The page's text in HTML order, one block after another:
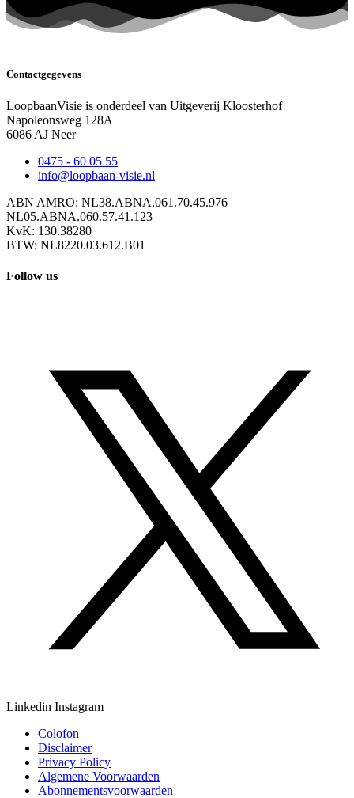
Contactgegevens
LoopbaanVisie is onderdeel van Uitgeverij Kloosterhof
Napoleonsweg 128A
6086 AJ Neer
0475 - 60 05 55
info@loopbaan-visie.nl
ABN AMRO: NL38.ABNA.061.70.45.976
NL05.ABNA.060.57.41.123
KvK: 130.38280
BTW: NL8220.03.612.B01
Follow us
Linkedin Instagram
Colofon
Disclaimer
Privacy Policy
Algemene Voorwaarden
Abonnementsvoorwaarden